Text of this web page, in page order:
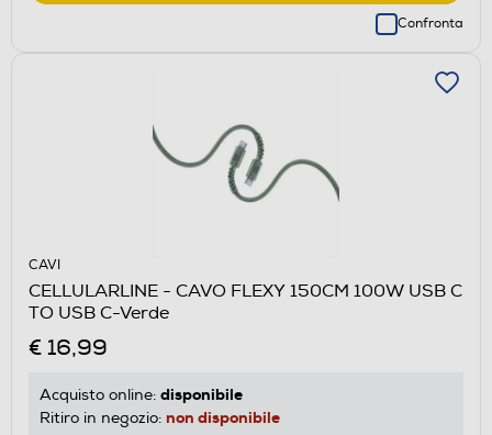
Confronta
CAVI
CELLULARLINE - CAVO FLEXY 150CM 100W USB C
TO USB C-Verde
€ 16,99
Acquisto online: disponibile
Ritiro in negozio: non disponibile